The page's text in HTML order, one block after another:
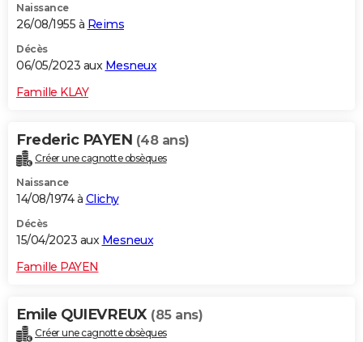
Naissance
26/08/1955 à Reims
Décès
06/05/2023 aux Mesneux
Famille KLAY
Frederic PAYEN (48 ans)
Créer une cagnotte obsèques
Naissance
14/08/1974 à Clichy
Décès
15/04/2023 aux Mesneux
Famille PAYEN
Emile QUIEVREUX (85 ans)
Créer une cagnotte obsèques